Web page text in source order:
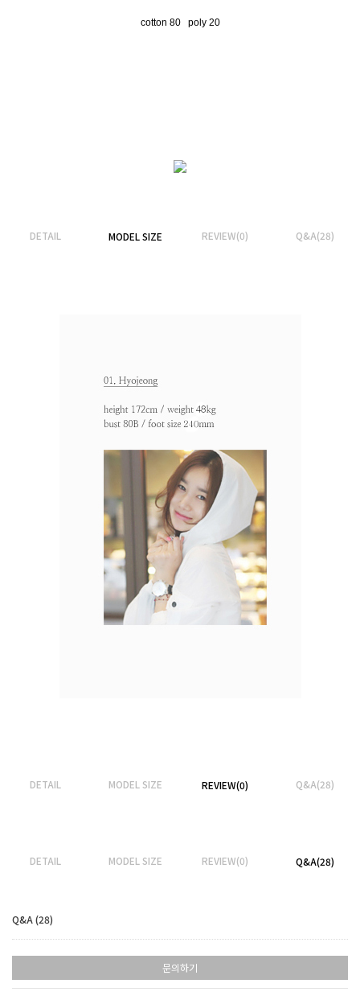
cotton 80 poly 20
DETAIL MODEL SIZE REVIEW(0) Q&A(28)
DETAIL MODEL SIZE REVIEW(0) Q&A(28)
DETAIL MODEL SIZE REVIEW(0) Q&A(28)
Q&A (28)
문의하기